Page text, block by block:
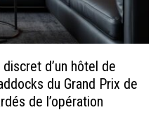
d’un hôtel de
du Grand Prix de
de l’opération